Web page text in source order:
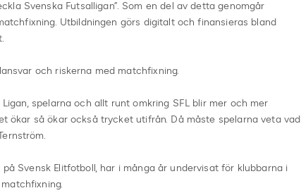
Svenska Futsalligan”. Som en del av detta genomgår
Utbildningen görs digitalt och finansieras bland
och riskerna med matchfixning.
spelarna och allt runt omkring SFL blir mer och mer
ökar så ökar också trycket utifrån. Då måste spelarna veta vad
Svensk Elitfotboll, har i många år undervisat för klubbarna i